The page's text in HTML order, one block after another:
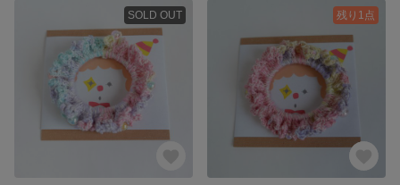
SOLD OUT 残り1点